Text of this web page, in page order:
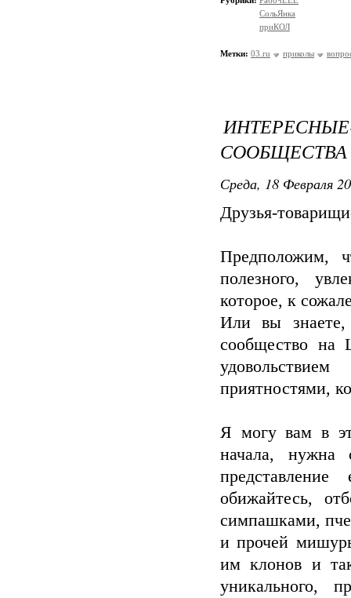
СольЯнка
приКОЛ
Метки: 03.ru приколы
Среда, 18 Февраля
Друзья-
Предположим,
полезного,
которое, к
Или вы знаете,
сообщество на
приятностями,
Я могу вам в
начала, нужна
представление
обижайтесь,
симпашками,
и прочей
им клонов и так
уникального,